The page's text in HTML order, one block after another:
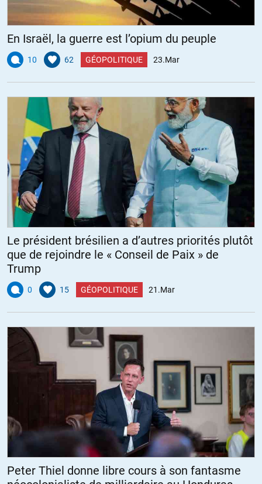
En Israël, la guerre est l’opium du peuple
10 62 GÉOPOLITIQUE 23.Mar
Le président brésilien a d’autres priorités plutôt
que de rejoindre le « Conseil de Paix » de
Trump
0 15 GÉOPOLITIQUE 21.Mar
Peter Thiel donne libre cours à son fantasme